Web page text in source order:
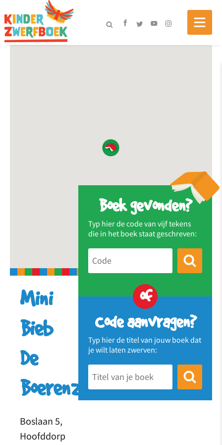
Boek gevonden?
Typ hier de code van vijf tekens
die in het boek staat geschreven:
of
Code aanvragen?
Typ hier de titel van jouw boek dat
je wilt laten zwerven:
Mini
Bieb
De
Boerenzwaluw
Boslaan 5,
Hoofddorp